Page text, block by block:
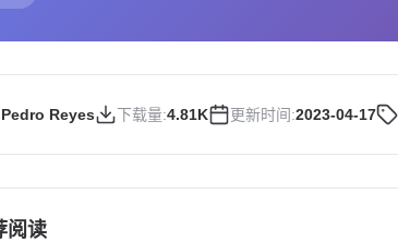
Pedro Reyes 下载量:4.81K 更新时间:2023-04-17
阅读